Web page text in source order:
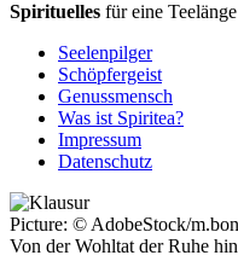
Spirituelles für eine Teelänge
Seelenpilger
Schöpfergeist
Genussmensch
Was ist Spiritea?
Impressum
Datenschutz
Picture: © AdobeStock/
Von der Wohltat der Ruhe